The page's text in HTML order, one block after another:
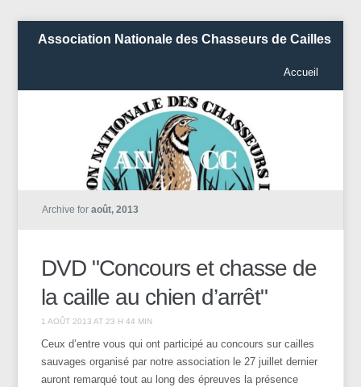
Association Nationale des Chasseurs de Cailles
Accueil
Archive foraoût, 2013
DVD "Concours et chasse de
la caille au chien d’arrêt"
1 AOÛT 2013 AT 23 H 44 MIN
Ceux d’entre vous qui ont participé au concours sur cailles
sauvages organisé par notre association le 27 juillet dernier
auront remarqué tout au long des épreuves la présence